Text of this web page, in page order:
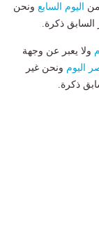
من اليوم السابع ونحن
ذكرة.
ولا يعبر عن وجهة
اليوم ونحن غير
ذكرة.